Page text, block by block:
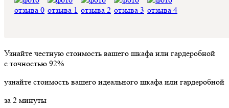
Узнайте честную стоимость вашего шкафа или гардеробной
с точностью 92%
узнайте стоимость вашего идеального шкафа или гардеробной
за 2 минуты